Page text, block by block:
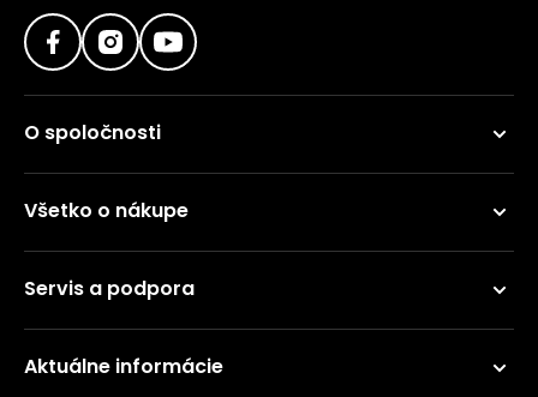
O spoločnosti
Všetko o nákupe
Servis a podpora
Aktuálne informácie